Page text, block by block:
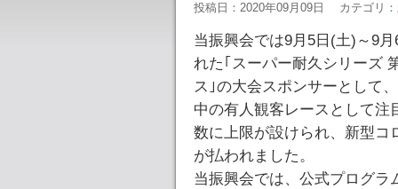
投稿日：2020年09月09日 カテゴリ：
当振興会では9月5日(土)～9
れた｢スーパー耐久シリーズ
ス｣の大会スポンサーとして
中の有人観客レースとして注
数に上限が設けられ、新型コ
が払われました。
当振興会では、公式プログラ